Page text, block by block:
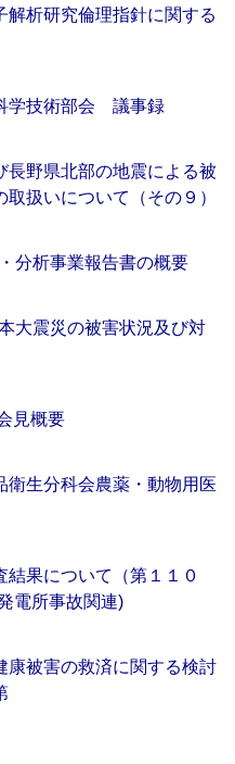
解析研究倫理指針に関する
学技術部会 議事録
長野県北部の地震による被
扱いについて（その９）
分析事業報告書の概要
大震災の被害状況及び対
見概要
衛生分科会農薬・動物用医
果について（第１１０
電所事故関連)
康被害の救済に関する検討